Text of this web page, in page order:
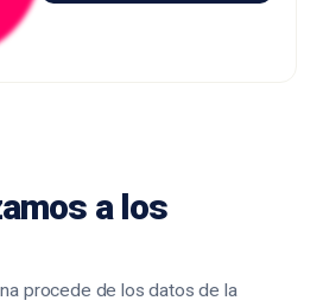
a los
procede de los datos de la